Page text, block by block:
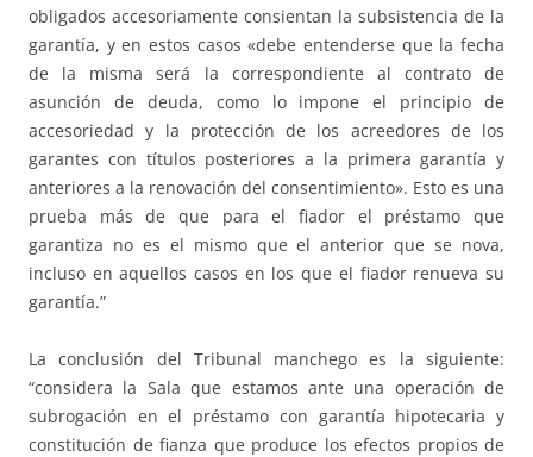
obligados accesoriamente consientan la subsistencia de la
garantía, y en estos casos «debe entenderse que la fecha
de la misma será la correspondiente al contrato de
asunción de deuda, como lo impone el principio de
accesoriedad y la protección de los acreedores de los
garantes con títulos posteriores a la primera garantía y
anteriores a la renovación del consentimiento». Esto es una
prueba más de que para el fiador el préstamo que
garantiza no es el mismo que el anterior que se nova,
incluso en aquellos casos en los que el fiador renueva su
garantía.”
La conclusión del Tribunal manchego es la siguiente:
“considera la Sala que estamos ante una operación de
subrogación en el préstamo con garantía hipotecaria y
constitución de fianza que produce los efectos propios de